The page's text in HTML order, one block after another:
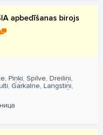
apbedīšanas birojs
Piņķi, Spilve, Dreiliņi,
Garkalne, Langstiņi,